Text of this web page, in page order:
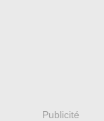
Publicité